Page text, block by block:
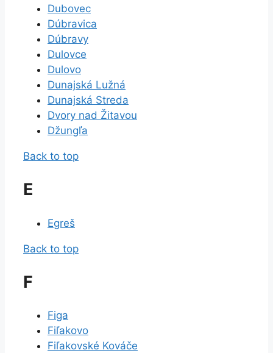
Dubovec
Dúbravica
Dúbravy
Dulovce
Dulovo
Dunajská Lužná
Dunajská Streda
Dvory nad Žitavou
Džungľa
Back to top
E
Egreš
Back to top
F
Figa
Fiľakovo
Fiľakovské Kováče